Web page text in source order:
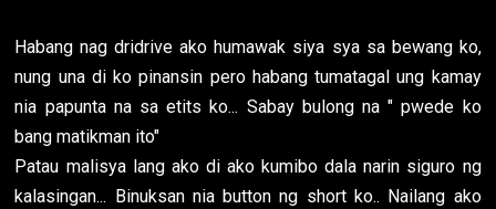
Habang nag dridrive ako humawak siya sya sa bewang ko,
nung una di ko pinansin pero habang tumatagal ung kamay
nia papunta na sa etits ko... Sabay bulong na " pwede ko
bang matikman ito"
Patau malisya lang ako di ako kumibo dala narin siguro ng
kalasingan... Binuksan nia button ng short ko.. Nailang ako